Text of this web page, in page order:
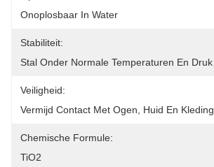
Onoplosbaar In Water
Stabiliteit:
Stal Onder Normale Temperaturen En Druk
Veiligheid:
Vermijd Contact Met Ogen, Huid En Kleding
Chemische Formule:
TiO2